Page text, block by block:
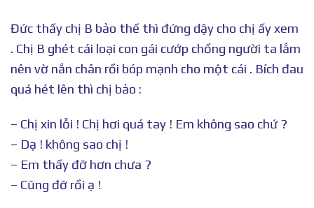
Đức thấy chị B bảo thế thì đứng dậy cho chị ấy xem
. Chị B ghét cái loại con gái cướp chồng người ta lắm
nên vờ nắn chân rồi bóp mạnh cho một cái . Bích đau
quá hét lên thì chị bảo :
– Chị xin lỗi ! Chị hơi quá tay ! Em không sao chứ ?
– Dạ ! không sao chị !
– Em thấy đỡ hơn chưa ?
– Cũng đỡ rồi ạ !